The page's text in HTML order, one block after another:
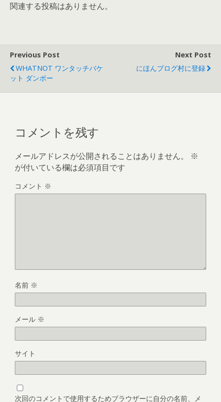
関連する投稿はありません。
Previous Post
WHATNOT ワンタッチバケ
ット ダンボー
Next Post
にほんブログ村に登録
コメントを残す
メールアドレスが公開されることはありません。
※
が付いている欄は必須項目です
コメント ※
名前 ※
メール ※
サイト
次回のコメントで使用するためブラウザーに自分の名前、メ